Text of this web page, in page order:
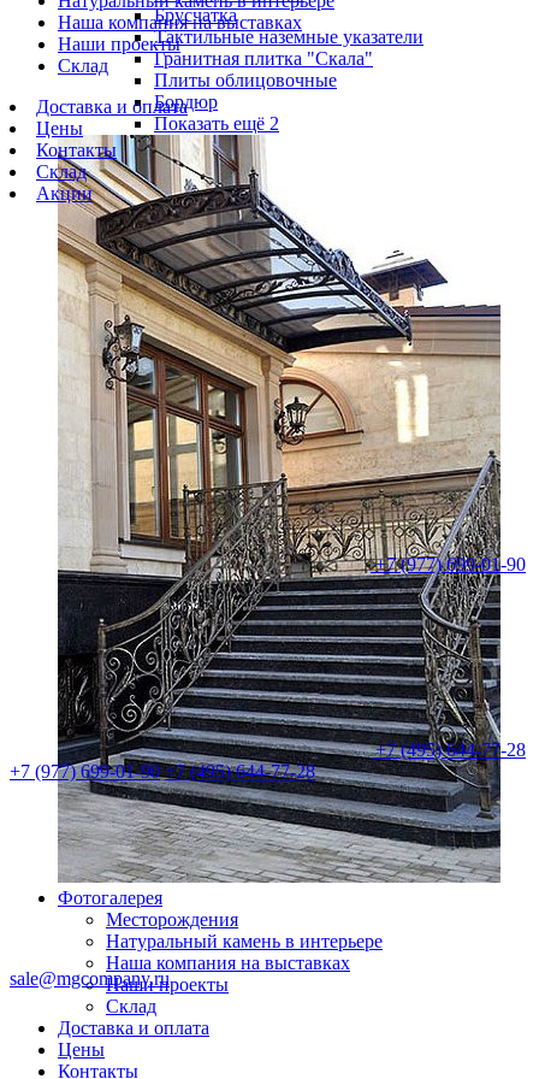
Брусчатка
Тактильные наземные указатели
Гранитная плитка "Скала"
Плиты облицовочные
Бордюр
Показать ещё 2
Фотогалерея
Месторождения
Натуральный камень в интерьере
Наша компания на выставках
Наши проекты
Склад
Доставка и оплата
Цены
Контакты
Наша компания на выставках
Наши проекты
Склад
Доставка и оплата
Цены
Контакты
Склад
Акции
+7 (977) 699-01-90
+7 (495) 644-77-28
+7 (977) 699-01-90 +7 (495) 644-77-28
sale@mgcompany.ru